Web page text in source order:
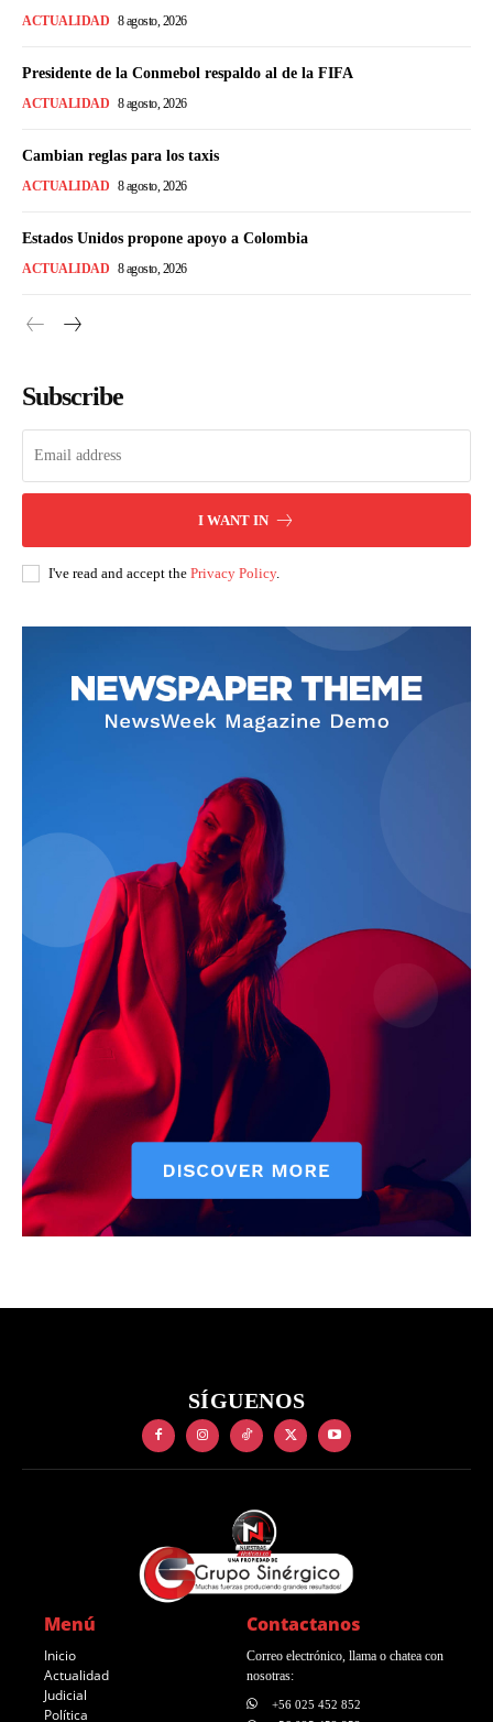
ACTUALIDAD 8 agosto, 2026
Presidente de la Conmebol respaldo al de la FIFA
ACTUALIDAD 8 agosto, 2026
Cambian reglas para los taxis
ACTUALIDAD 8 agosto, 2026
Estados Unidos propone apoyo a Colombia
ACTUALIDAD 8 agosto, 2026
Subscribe
I WANT IN
I've read and accept the Privacy Policy.
SÍGUENOS
Menú
Inicio
Actualidad
Judicial
Política
Contactanos
Correo electrónico, llama o chatea con
nosotras:
+56 025 452 852